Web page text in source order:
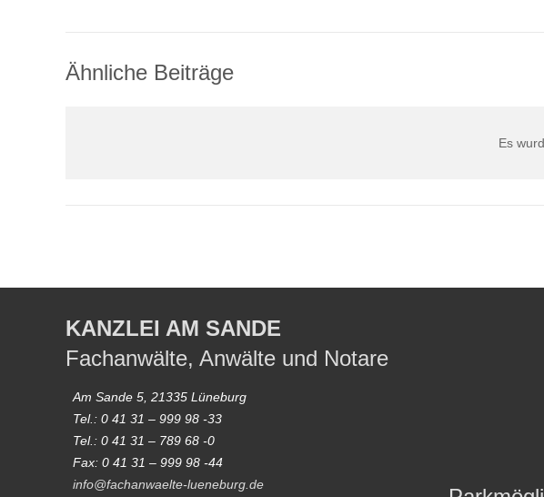
Ähnliche Beiträge
Es
KANZLEI AM SANDE
Fachanwälte, Anwälte und Notare
Am Sande 5, 21335 Lüneburg
Tel.: 0 41 31 – 999 98 -33
Tel.: 0 41 31 – 789 68 -0
Fax: 0 41 31 – 999 98 -44
info@fachanwaelte-lueneburg.de